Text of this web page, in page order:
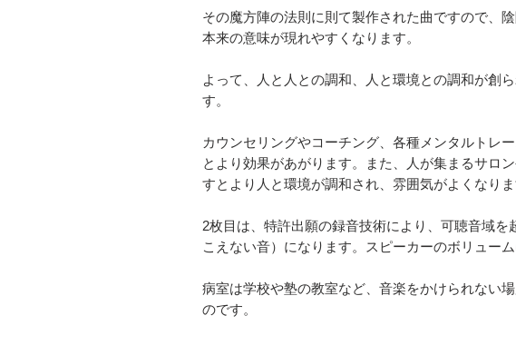
その魔方陣の法則に則て製作された曲ですので、
本来の意味が現れやすくなります。
よって、人と人との調和、人と環境との調和が創
す。
カウンセリングやコーチング、各種メンタルトレ
とより効果があがります。また、人が集まるサロ
すとより人と環境が調和され、雰囲気がよくなりま
2枚目は、特許出願の録音技術により、可聴音域を
こえない音）になります。スピーカーのボリュー
病室は学校や塾の教室など、音楽をかけられない
のです。